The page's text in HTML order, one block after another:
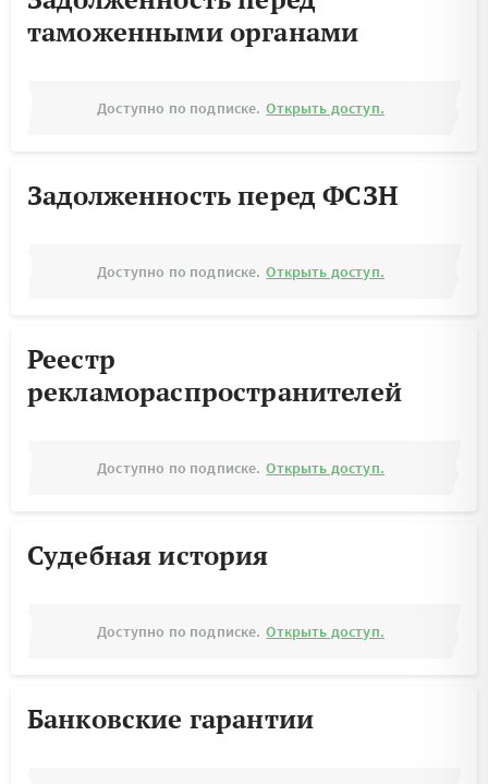
таможенными органами
Доступно по подписке. Открыть доступ.
Задолженность перед ФСЗН
Доступно по подписке. Открыть доступ.
Реестр
рекламораспространителей
Доступно по подписке. Открыть доступ.
Судебная история
Доступно по подписке. Открыть доступ.
Банковские гарантии